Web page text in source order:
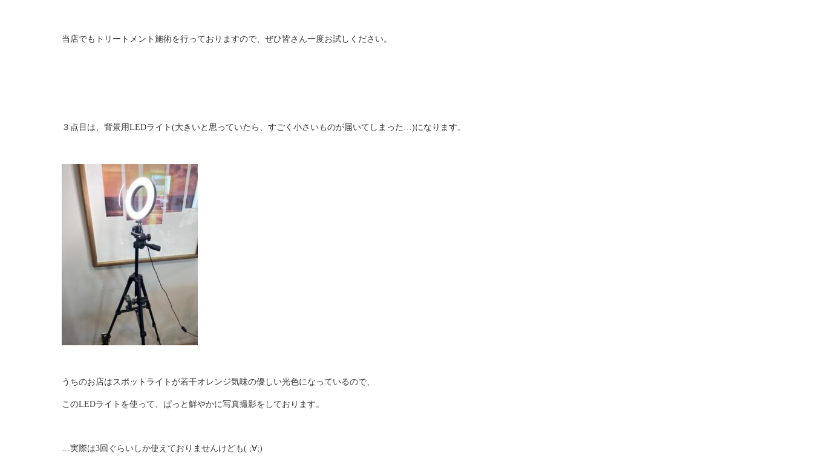
当店でもトリートメント施術を行っておりますので、ぜひ皆さん一度お試しください。
３点目は、背景用LEDライト(大きいと思っていたら、すごく小さいものが届いてしまった…)になります。
うちのお店はスポットライトが若干オレンジ気味の優しい光色になっているので、
このLEDライトを使って、ぱっと鮮やかに写真撮影をしております。
…実際は3回ぐらいしか使えておりませんけども( ;∀;)